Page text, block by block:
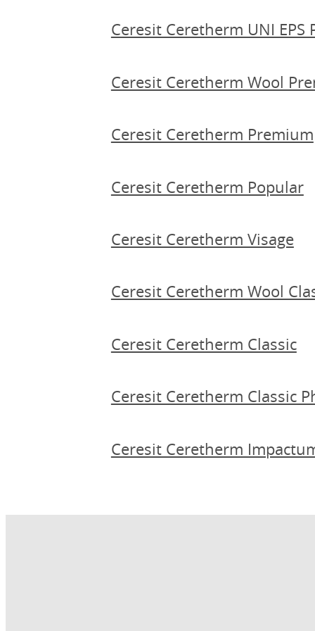
Ceresit Ceretherm UNI EPS
Ceresit Ceretherm Wool
Ceresit Ceretherm Premium
Ceresit Ceretherm Popular
Ceresit Ceretherm Visage
Ceresit Ceretherm Wool
Ceresit Ceretherm Classic
Ceresit Ceretherm Classic
Ceresit Ceretherm